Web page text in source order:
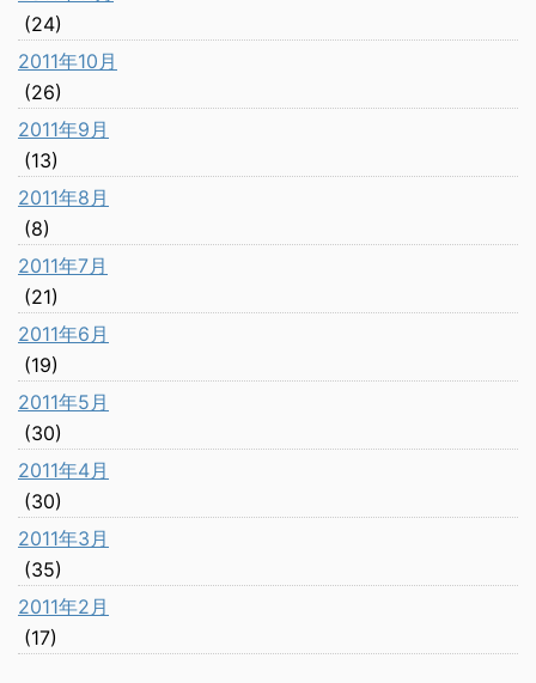
(24)
2011年10月
(26)
2011年9月
(13)
2011年8月
(8)
2011年7月
(21)
2011年6月
(19)
2011年5月
(30)
2011年4月
(30)
2011年3月
(35)
2011年2月
(17)